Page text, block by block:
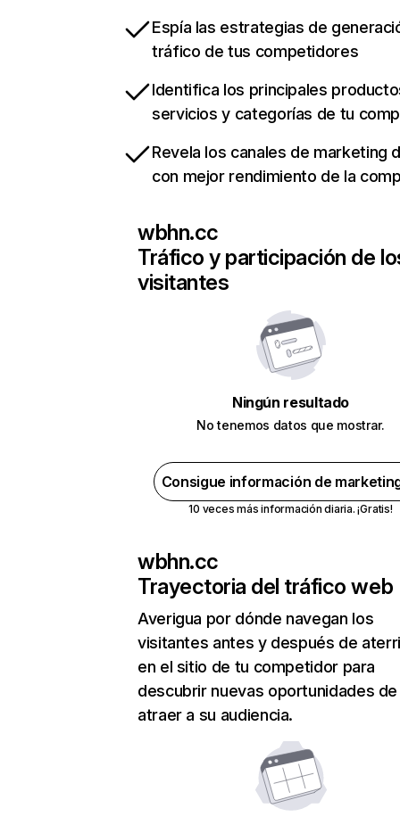
Espía las estrategias de
tráfico de tus competidores
Identifica los principales
servicios y categorías de tu
Revela los canales de marketing
con mejor rendimiento de la
wbhn.cc
Tráfico y participación de
visitantes
Ningún resultado
No tenemos datos que mostrar.
Consigue información de
10 veces más información diaria. ¡Gratis!
wbhn.cc
Trayectoria del tráfico web
Averigua por dónde navegan los
visitantes antes y después de
en el sitio de tu competidor para
descubrir nuevas oportunidades de
atraer a su audiencia.